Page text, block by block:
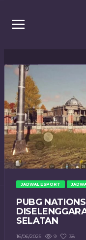
JADWAL ESPORT
PUBG
SELATAN
16/06/2025 9 38